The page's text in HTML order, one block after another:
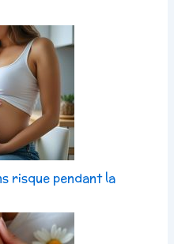
risque pendant la